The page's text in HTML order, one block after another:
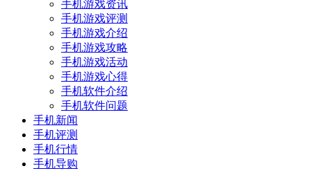
手机游戏资讯
手机游戏评测
手机游戏介绍
手机游戏攻略
手机游戏活动
手机游戏心得
手机软件介绍
手机软件问题
手机新闻
手机评测
手机行情
手机导购